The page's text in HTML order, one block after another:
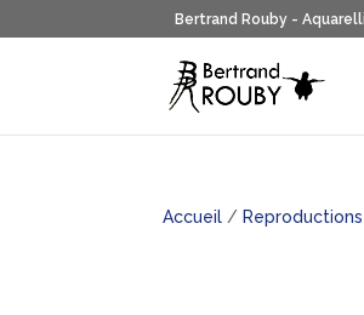
Bertrand Rouby -
Accueil / Reproductions